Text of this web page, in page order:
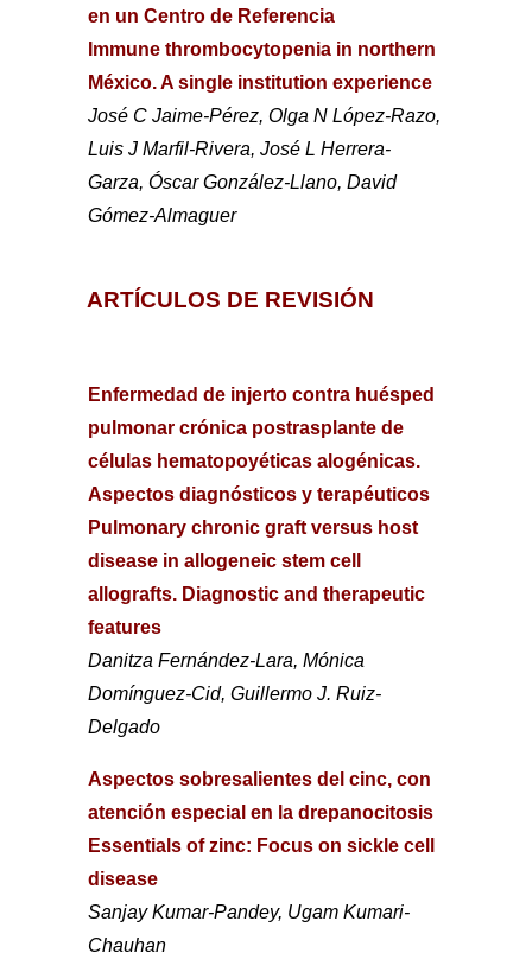
en un Centro de Referencia
Immune thrombocytopenia in northern
México. A single institution experience
José C Jaime-Pérez, Olga N López-Razo,
Luis J Marfil-Rivera, José L Herrera-
Garza, Óscar González-Llano, David
Gómez-Almaguer
ARTÍCULOS DE REVISIÓN
Enfermedad de injerto contra huésped
pulmonar crónica postrasplante de
células hematopoyéticas alogénicas.
Aspectos diagnósticos y terapéuticos
Pulmonary chronic graft versus host
disease in allogeneic stem cell
allografts. Diagnostic and therapeutic
features
Danitza Fernández-Lara, Mónica
Domínguez-Cid, Guillermo J. Ruiz-
Delgado
Aspectos sobresalientes del cinc, con
atención especial en la drepanocitosis
Essentials of zinc: Focus on sickle cell
disease
Sanjay Kumar-Pandey, Ugam Kumari-
Chauhan